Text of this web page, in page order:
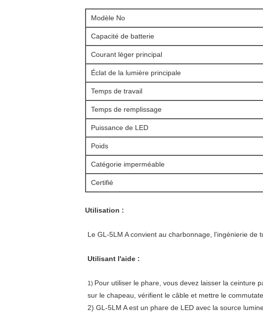
Modèle No
Capacité de batterie
Courant léger principal
Éclat de la lumière principale
Temps de travail
Temps de remplissage
Puissance de LED
Poids
Catégorie imperméable
Certifié
Utilisation :
Le GL-5LM A convient au charbonnage, l'ingénierie de
Utilisant l'aide :
1) Pour utiliser le phare, vous devez laisser la ceinture
sur le chapeau, vérifient le câble et mettre le
2) GL-5LM A est un phare de LED avec la source